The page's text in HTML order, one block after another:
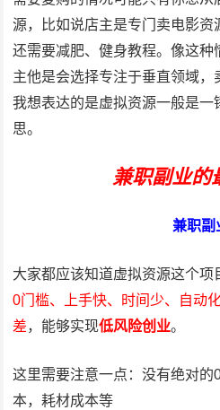
源，比如说店主是专门卖电影
还需要减肥、健身教程。像这种
主他是会选择专注于垂直领域，
我想表达的是虚拟资源一般是一
思。
兼职副业的
兼职副
大家都应该知道虚拟资源这个项
0门槛、上手快、时间少、自动
差，能够实现低风险创业。
这里需要注意一点：没有绝对的
本，耗材成本等